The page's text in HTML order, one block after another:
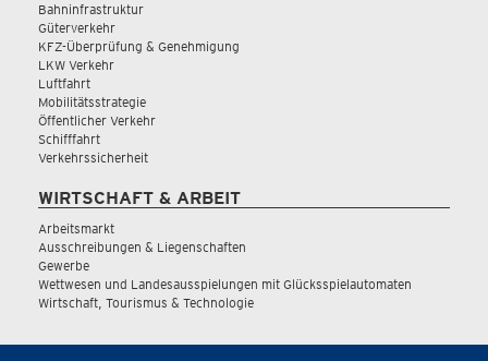
Bahninfrastruktur
Güterverkehr
KFZ-Überprüfung & Genehmigung
LKW Verkehr
Luftfahrt
Mobilitätsstrategie
Öffentlicher Verkehr
Schifffahrt
Verkehrssicherheit
WIRTSCHAFT & ARBEIT
Arbeitsmarkt
Ausschreibungen & Liegenschaften
Gewerbe
Wettwesen und Landesausspielungen mit Glücksspielautomaten
Wirtschaft, Tourismus & Technologie